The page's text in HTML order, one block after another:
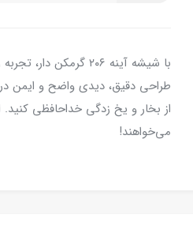
با شیشه آینه ۲۰۶
طراحی دقیق، دیدی واضح و ایمن
از بخار و یخ زدگی خداحافظی کنید.
می‌خواهند!